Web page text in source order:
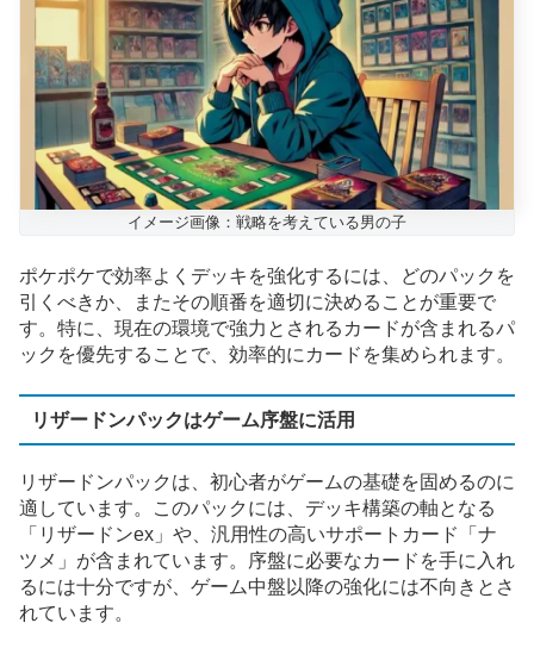
イメージ画像：戦略を考えている男の子
ポケポケで効率よくデッキを強化するには、どのパックを
引くべきか、またその順番を適切に決めることが重要で
す。特に、現在の環境で強力とされるカードが含まれるパ
ックを優先することで、効率的にカードを集められます。
リザードンパックはゲーム序盤に活用
リザードンパックは、初心者がゲームの基礎を固めるのに
適しています。このパックには、デッキ構築の軸となる
「リザードンex」や、汎用性の高いサポートカード「ナ
ツメ」が含まれています。序盤に必要なカードを手に入れ
るには十分ですが、ゲーム中盤以降の強化には不向きとさ
れています。